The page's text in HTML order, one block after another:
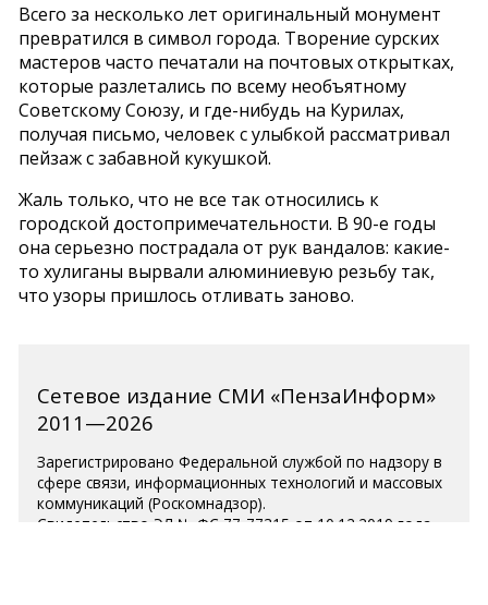
Всего за несколько лет оригинальный монумент
превратился в символ города. Творение сурских
мастеров часто печатали на почтовых открытках,
которые разлетались по всему необъятному
Советскому Союзу, и где-нибудь на Курилах,
получая письмо, человек с улыбкой рассматривал
пейзаж с забавной кукушкой.
Жаль только, что не все так относились к
городской достопримечательности. В 90-е годы
она серьезно пострадала от рук вандалов: какие-
то хулиганы вырвали алюминиевую резьбу так,
что узоры пришлось отливать заново.
Сетевое издание СМИ «ПензаИнформ»
2011—2026
Зарегистрировано Федеральной службой по надзору в
сфере связи, информационных технологий и массовых
коммуникаций (Роскомнадзор).
Свидетельство ЭЛ № ФС 77-77315 от 10.12.2019 года.